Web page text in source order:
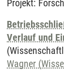
Projekt:
Verlauf und
Wagner